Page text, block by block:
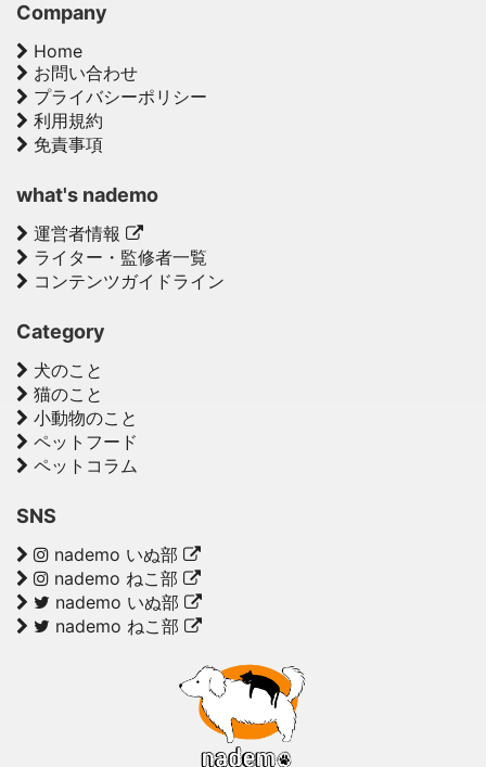
Company
Home
お問い合わせ
プライバシーポリシー
利用規約
免責事項
what's nademo
運営者情報
ライター・監修者一覧
コンテンツガイドライン
Category
犬のこと
猫のこと
小動物のこと
ペットフード
ペットコラム
SNS
nademo いぬ部
nademo ねこ部
nademo いぬ部
nademo ねこ部